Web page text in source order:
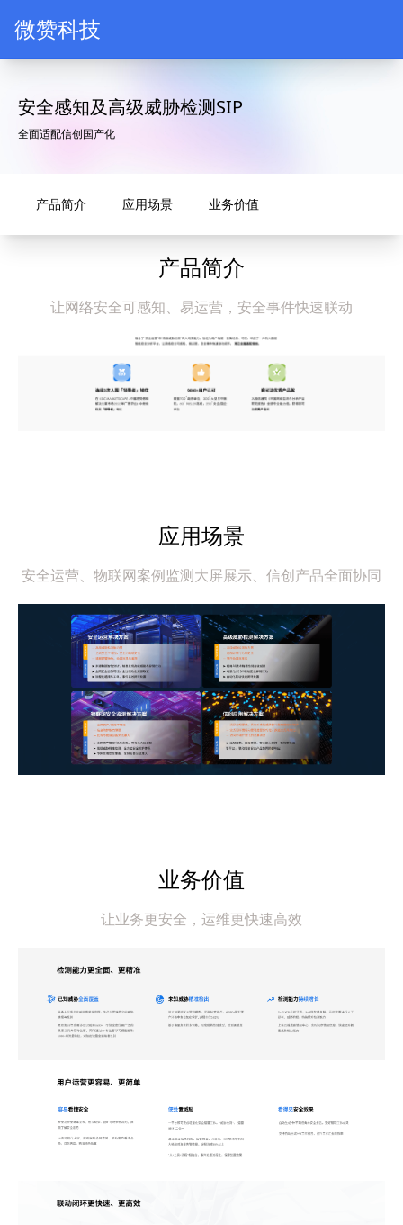
微赞科技LOGO
微赞科技
安全感知及高级威胁检测SIP
全面适配信创国产化
产品简介 应用场景 业务价值
产品简介
让网络安全可感知、易运营，安全事件快速联动
应用场景
安全运营、物联网案例监测大屏展示、信创产品全面协同
业务价值
让业务更安全，运维更快速高效